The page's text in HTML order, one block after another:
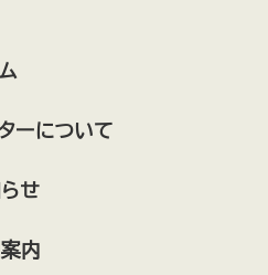
ーについて
せ
内